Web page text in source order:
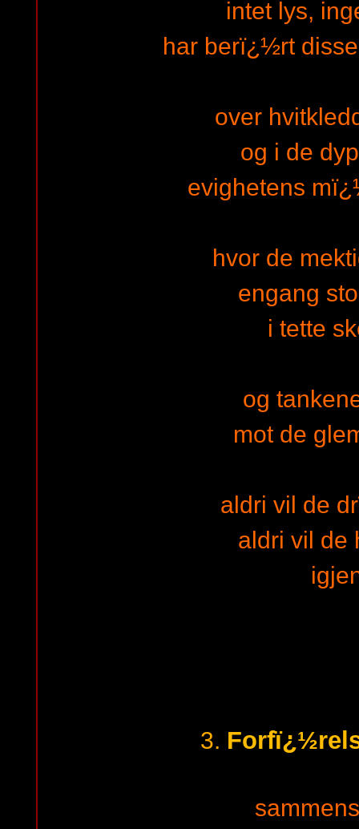
intet lys,
har berï¿½rt
over
og i de
evighetens
hvor de
engang
i tette
og
mot de
aldri vil de
aldri vil
3.